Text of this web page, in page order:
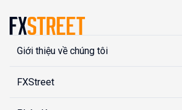
Giới thiệu về chúng tôi
FXStreet